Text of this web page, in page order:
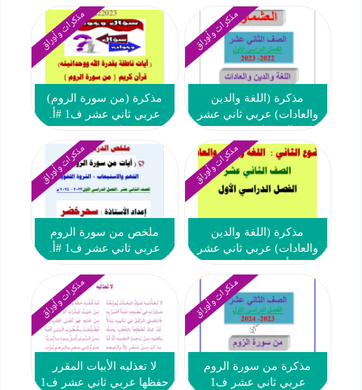
مذكرات وأوراق
مذكرة (اللغة والدين
والعادات) عربي ثاني عشر
مذكرات وأوراق
مذكرة (من سورة الروم)
عربي ثاني عشر ف1 #أ.
مذكرات وأوراق
مذكرة (اللغة والدين
والعادات) عربي ثاني عشر
2023
مذكرات وأوراق
ملخص من سورة الروم
عربي ثاني عشر ف1 #أ.
مذكرات وأوراق
مذكرة من سورة الروم
عربي ثاني عشر ف1
مذكرات وأوراق
لا تعذليه الأبيات المقرر
حفظها عربي ثاني عشر ف1